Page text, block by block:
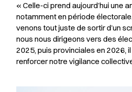
« Celle-ci prend aujourd’hui une
notamment en période
venons tout juste de sortir d’un
nous nous dirigeons vers des
2025, puis provinciales en 2026,
renforcer notre vigilance